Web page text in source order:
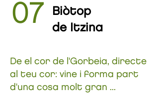
07
Biòtop
de Itzina
De el cor de l'Gorbeia, directe
al teu cor: vine i forma part
d'una cosa molt gran ...